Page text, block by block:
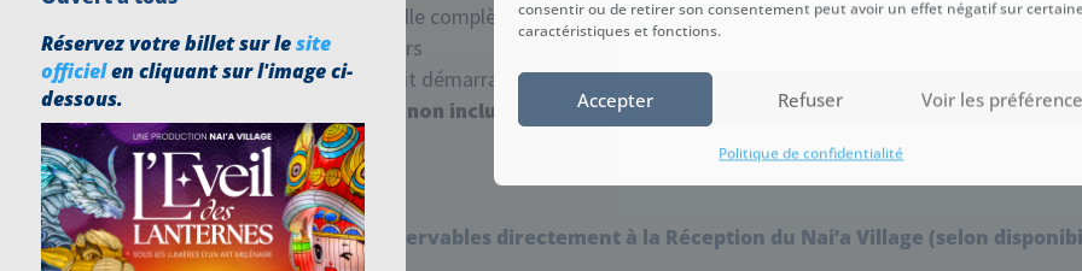
consentir ou de retirer son consentement peut avoir un effet négatif sur
caractéristiques et fonctions.
Accepter Refuser Voir les
Politique de confidentialité
Vaisselle complète
Oreillers
Mini-kit démarrage ménage
Linge non inclus
Kit Premium (ménage +
Kit linge (draps +
Pass restauration
Options réservables directement à la Réception du Nai’a Village (selon
Réservez votre billet sur lesite
officielen cliquant sur l'image ci-
dessous.